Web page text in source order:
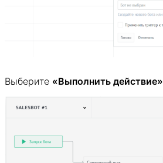
Выберите «Выполнить действие»